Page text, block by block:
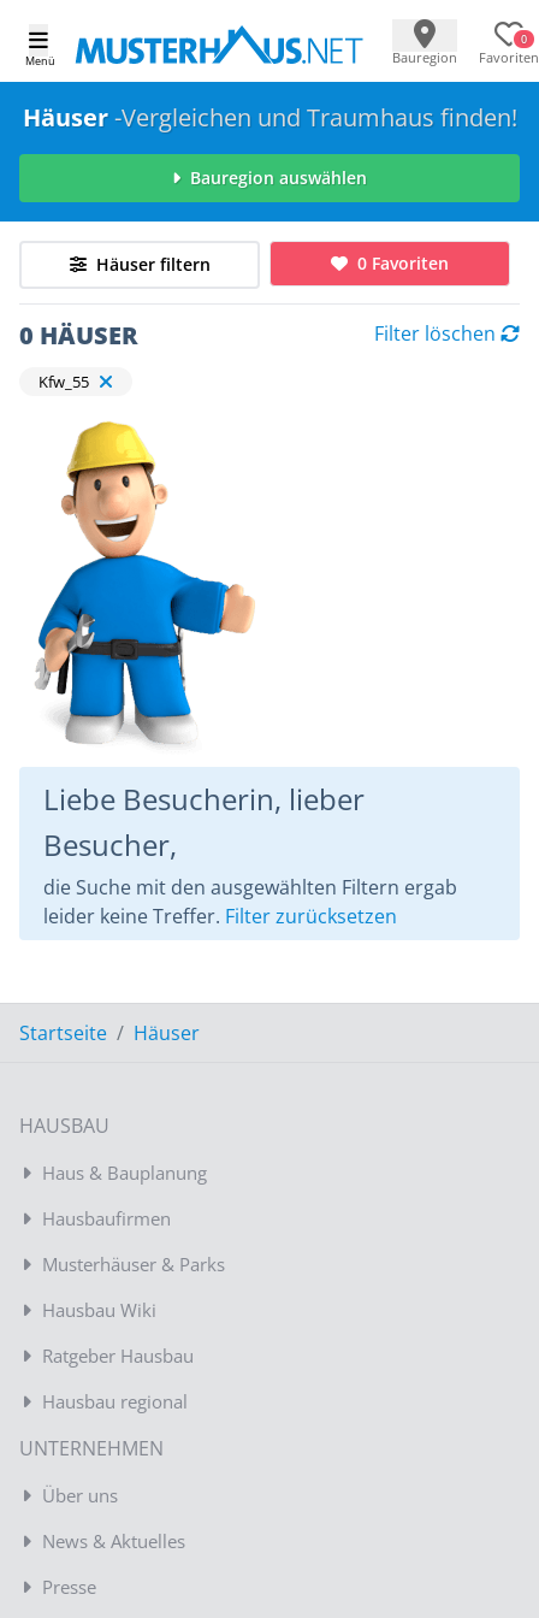
Menü Bauregion
0
Favoriten
Häuser-Vergleichen und Traumhaus finden!
Bauregion auswählen
Häuser filtern 0 Favoriten
0 HÄUSER Filter löschen
Kfw_55
Liebe Besucherin, lieber
Besucher,
die Suche mit den ausgewählten Filtern ergab
leider keine Treffer. Filter zurücksetzen
Startseite Häuser
HAUSBAU
Haus & Bauplanung
Hausbaufirmen
Musterhäuser & Parks
Hausbau Wiki
Ratgeber Hausbau
Hausbau regional
UNTERNEHMEN
Über uns
News & Aktuelles
Presse